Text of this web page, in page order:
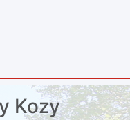
Kozy